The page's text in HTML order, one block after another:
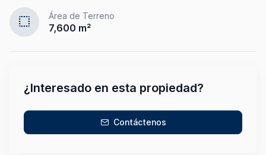
select Área de Terreno
7,600 m²
¿Interesado en esta propiedad?
Contáctenos